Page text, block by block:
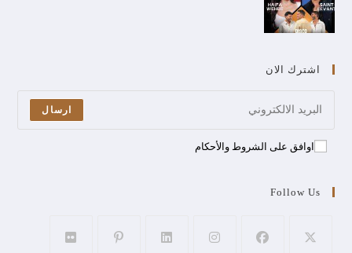
اشترك الان
ارسال
اوافق على الشروط والأحكام
Follow Us